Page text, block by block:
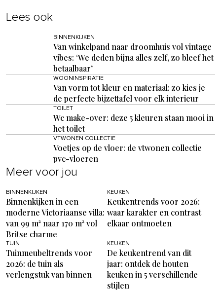
Lees ook
BINNENKIJKEN
Van winkelpand naar droomhuis vol vintage
vibes: ‘We deden bijna alles zelf, zo bleef het
betaalbaar’
WOONINSPIRATIE
Van vorm tot kleur en materiaal: zo kies je
de perfecte bijzettafel voor elk interieur
TOILET
Wc make-over: deze 5 kleuren staan mooi in
het toilet
VTWONEN COLLECTIE
Voetjes op de vloer: de vtwonen collectie
pvc-vloeren
Meer voor jou
BINNENKIJKEN
Binnenkijken in een
moderne Victoriaanse villa:
van 99 m² naar 170 m² vol
Britse charme
KEUKEN
Keukentrends voor 2026:
waar karakter en contrast
elkaar ontmoeten
TUIN
Tuinmeubeltrends voor
2026: de tuin als
verlengstuk van binnen
KEUKEN
De keukentrend van dit
jaar: ontdek de houten
keuken in 5 verschillende
stijlen